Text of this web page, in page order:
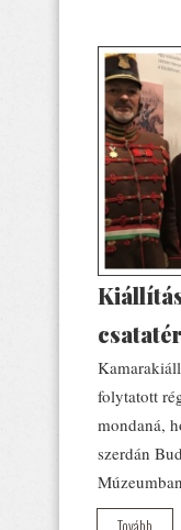
folytatott
mondaná,
szerdán